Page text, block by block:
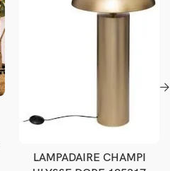
Ajouter au panier
LAMPADAIRE CHAMPI